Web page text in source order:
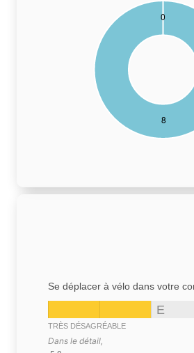
Se déplacer à vélo dans votre
E
TRÈS DÉSAGRÉABLE
Dans le détail,